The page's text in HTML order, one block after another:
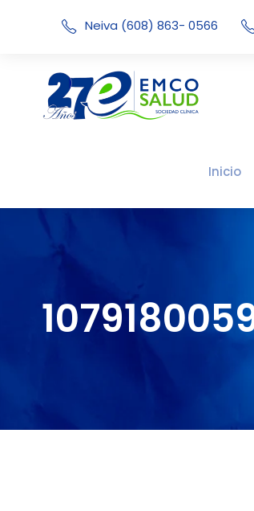
Neiva (608) 863- 0566
Inicio